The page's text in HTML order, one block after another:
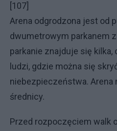
[107]
Arena odgrodzona jest od
dwumetrowym parkanem
parkanie znajduje się kilka,
ludzi, gdzie można się
niebezpieczeństwa. Arena
średnicy.
Przed rozpoczęciem walk